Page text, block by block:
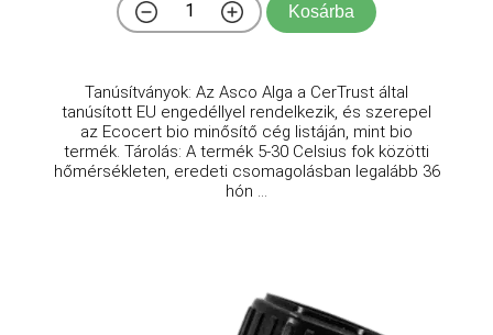
Kosárba
Tanúsítványok: Az Asco Alga a CerTrust által
tanúsított EU engedéllyel rendelkezik, és szerepel
az Ecocert bio minősítő cég listáján, mint bio
termék. Tárolás: A termék 5-30 Celsius fok közötti
hőmérsékleten, eredeti csomagolásban legalább 36
hón ...